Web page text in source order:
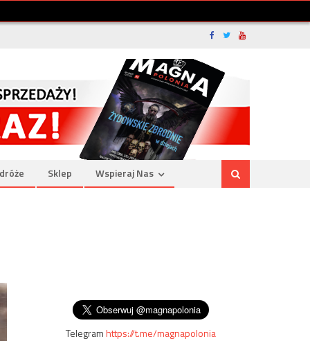
Sklep Wspieraj Nas
Telegramhttps://t.me/magnapolonia